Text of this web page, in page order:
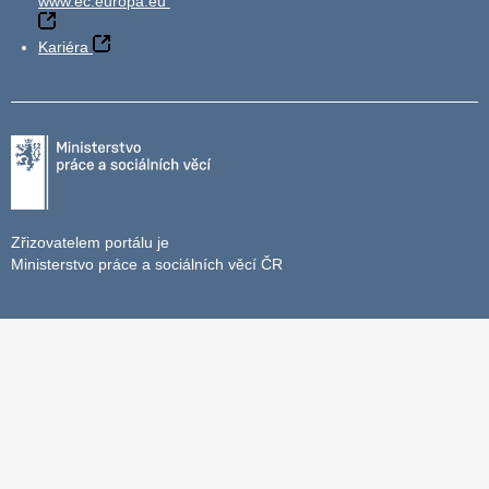
Kariéra
Zřizovatelem portálu je
Ministerstvo práce a sociálních věcí ČR